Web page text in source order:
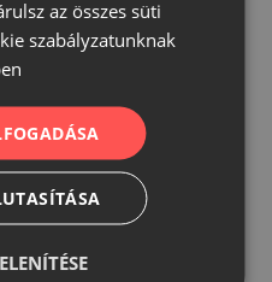
az összes süti
szabályzatunknak